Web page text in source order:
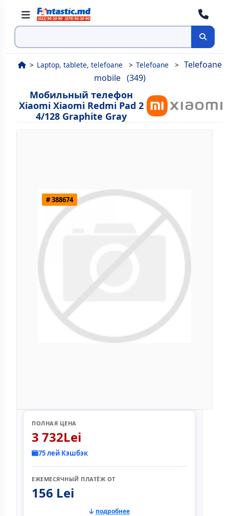
Поиск
Laptop, tablete, telefoane Telefoane
Telefoane
mobile (349)
Мобильный телефон
Xiaomi Xiaomi Redmi Pad 2
4/128 Graphite Gray
# 388674
ПОЛНАЯ ЦЕНА
3 732Lei
75 лей Кэшбэк
ЕЖЕМЕСЯЧНЫЙ ПЛАТЁЖ ОТ
156 Lei
подробнее